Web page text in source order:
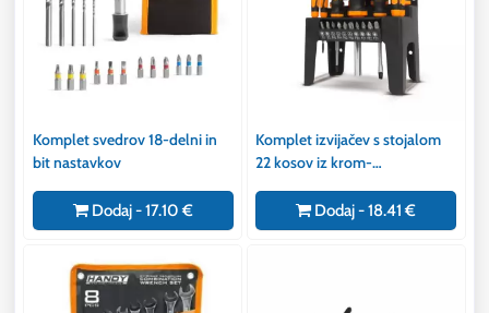
Komplet svedrov 18-delni in
bit nastavkov
Dodaj - 17.10 €
Komplet izvijačev s stojalom
22 kosov iz krom-
Dodaj - 18.41 €